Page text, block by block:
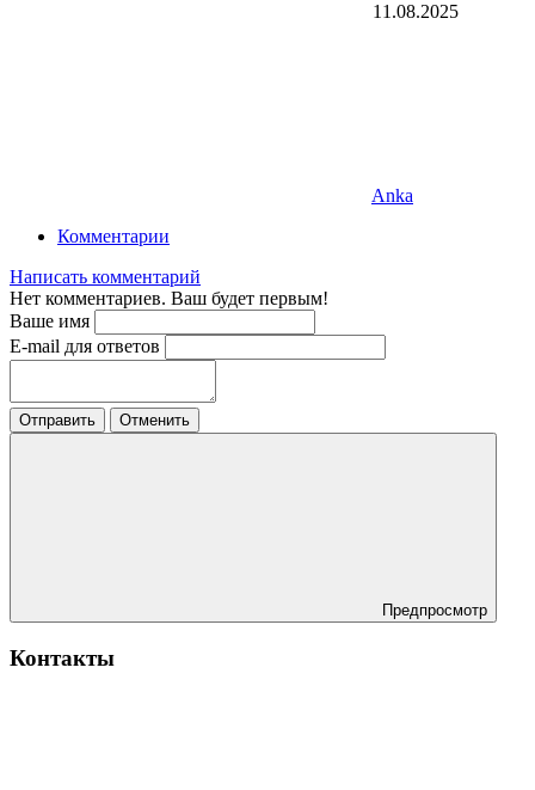
11.08.2025
Anka
Комментарии
Написать комментарий
Нет комментариев. Ваш будет первым!
Ваше имя
E-mail для ответов
Отправить Отменить
Предпросмотр
Контакты